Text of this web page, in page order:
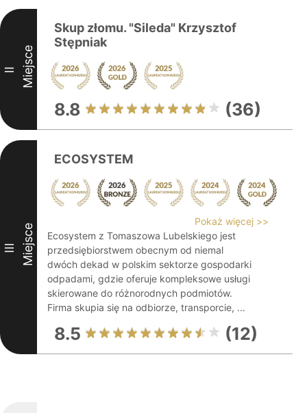
II Miejsce
Skup złomu. "Sileda" Krzysztof
Stępniak
8.8 (36)
III Miejsce
ECOSYSTEM
Pokaż więcej >>
Ecosystem z Tomaszowa Lubelskiego jest
przedsiębiorstwem obecnym od niemal
dwóch dekad w polskim sektorze gospodarki
odpadami, gdzie oferuje kompleksowe usługi
skierowane do różnorodnych podmiotów.
Firma skupia się na odbiorze, transporcie, ...
8.5 (12)